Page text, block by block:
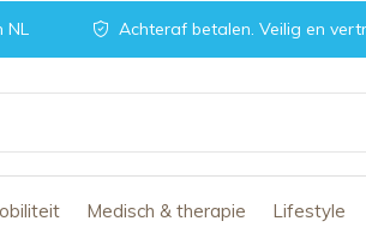
Medisch & therapie Lifestyle
NL Achteraf betalen. Veilig en